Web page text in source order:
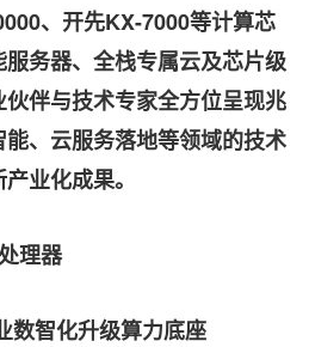
、开先KX-7000等计算芯
务器、全栈专属云及芯片级
伴与技术专家全方位呈现兆
、云服务落地等领域的技术
业化成果。
理器
数智化升级算力底座